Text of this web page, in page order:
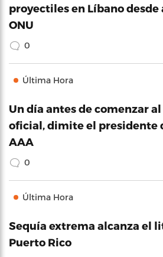
proyectiles en Líbano desde
ONU
0
Última Hora
Un día antes de comenzar
oficial, dimite el presidente
AAA
0
Última Hora
Sequía extrema alcanza el
Puerto Rico